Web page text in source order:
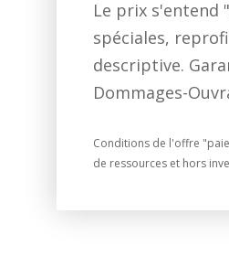
Le prix s'entend
spéciales,
descriptive.
Dommages-
Conditions de l'offre
de ressources et hors